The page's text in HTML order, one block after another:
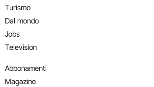
Turismo
Dal mondo
Jobs
Television
Abbonamenti
Magazine